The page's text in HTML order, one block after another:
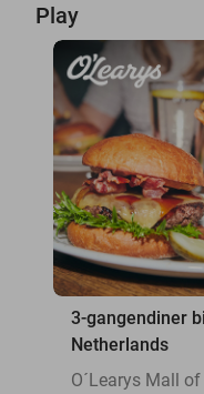
Play
3-gangendiner
Netherlands
O´Learys Mall